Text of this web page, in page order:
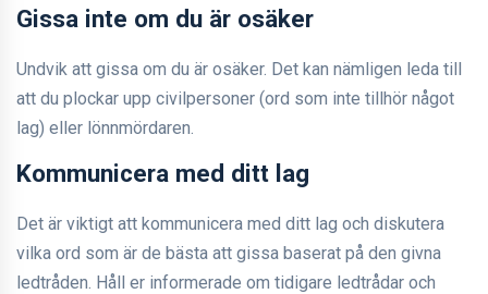
Gissa inte om du är osäker
Undvik att gissa om du är osäker. Det kan nämligen leda till
att du plockar upp civilpersoner (ord som inte tillhör något
lag) eller lönnmördaren.
Kommunicera med ditt lag
Det är viktigt att kommunicera med ditt lag och diskutera
vilka ord som är de bästa att gissa baserat på den givna
ledtråden. Håll er informerade om tidigare ledtrådar och